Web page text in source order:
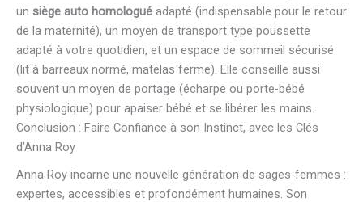
un siège auto homologué adapté (indispensable pour le retour
de la maternité), un moyen de transport type poussette
adapté à votre quotidien, et un espace de sommeil sécurisé
(lit à barreaux normé, matelas ferme). Elle conseille aussi
souvent un moyen de portage (écharpe ou porte-bébé
physiologique) pour apaiser bébé et se libérer les mains.
Conclusion : Faire Confiance à son Instinct, avec les Clés
d’Anna Roy
Anna Roy incarne une nouvelle génération de sages-femmes :
expertes, accessibles et profondément humaines. Son